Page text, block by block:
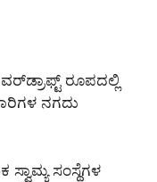
ರೂಪದಲ್ಲಿ
ನಗದು
ಸಂಸ್ಥೆಗಳ